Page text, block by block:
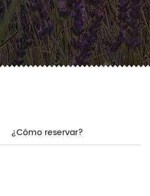
¿Cómo reservar?